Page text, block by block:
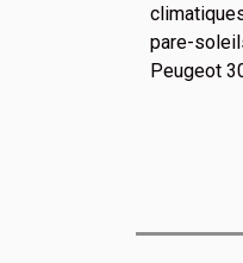
pare-
Peugeot